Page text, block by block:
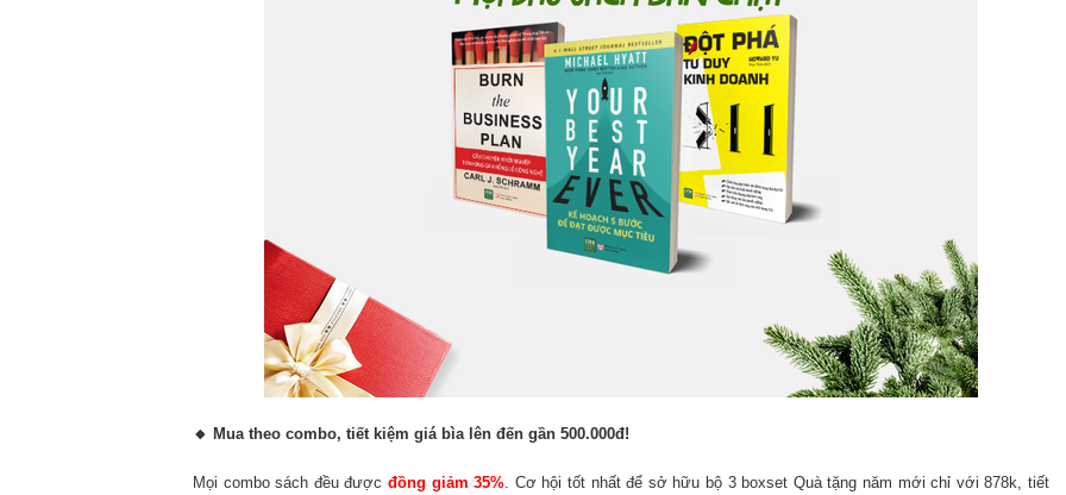
🔸 Mua theo combo, tiết kiệm giá bìa lên đến gần 500.000đ!
Mọi combo sách đều được đồng giảm 35% . Cơ hội tốt nhất để sở hữu bộ 3 boxset Quà tặng năm mới chỉ với 878k, tiết